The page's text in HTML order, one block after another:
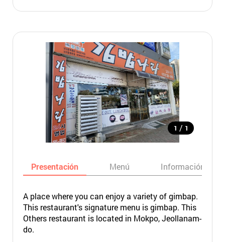
1 / 1
Presentación Menú Información
A place where you can enjoy a variety of gimbap.
This restaurant's signature menu is gimbap. This
Others restaurant is located in Mokpo, Jeollanam-
do.